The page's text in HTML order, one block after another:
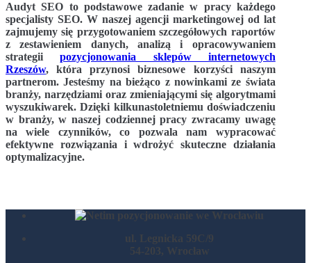
Audyt SEO to podstawowe zadanie w pracy każdego
specjalisty SEO. W naszej agencji marketingowej od lat
zajmujemy się przygotowaniem szczegółowych raportów
z zestawieniem danych, analizą i opracowywaniem
strategiipozycjonowania sklepów internetowych
Rzeszów, która przynosi biznesowe korzyści naszym
partnerom. Jesteśmy na bieżąco z nowinkami ze świata
branży, narzędziami oraz zmieniającymi się algorytmami
wyszukiwarek. Dzięki kilkunastoletniemu doświadczeniu
w branży, w naszej codziennej pracy zwracamy uwagę
na wiele czynników, co pozwala nam wypracować
efektywne rozwiązania i wdrożyć skuteczne działania
optymalizacyjne.
ul. Legnicka 59C/9
54-203, Wrocław